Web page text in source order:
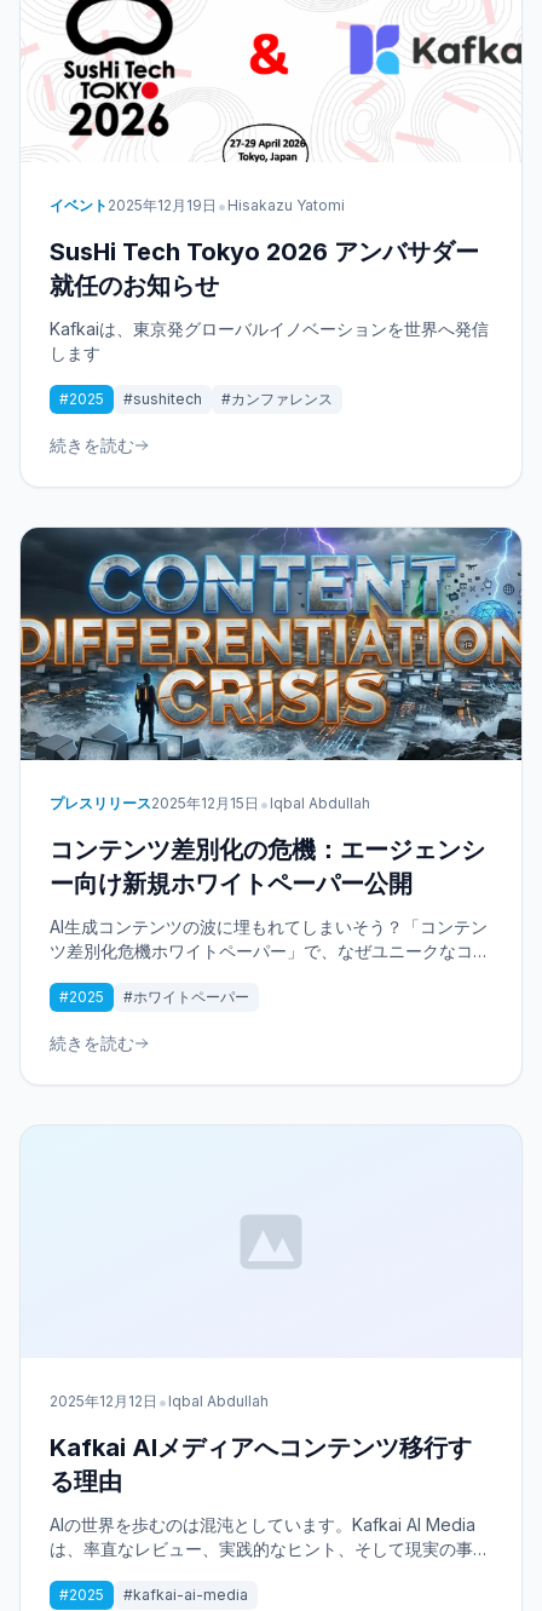
イベント 2025年12月19日 • Hisakazu Yatomi
SusHi Tech Tokyo 2026 アンバサダー
就任のお知らせ
Kafkaiは、東京発グローバルイノベーションを世界へ発信
します
#2025 #sushitech #カンファレンス
続きを読む
プレスリリース2025年12月15日 • Iqbal Abdullah
コンテンツ差別化の危機：エージェンシ
ー向け新規ホワイトペーパー公開
AI生成コンテンツの波に埋もれてしまいそう？「コンテン
ツ差別化危機ホワイトペーパー」で、なぜユニークなコン
ツマーケティングを高め、騒音を切り裂くための実践的戦
#2025 #ホワイトペーパー
続きを読む
2025年12月12日 • Iqbal Abdullah
Kafkai AIメディアへコンテンツ移行す
る理由
AIの世界を歩むのは混沌としています。Kafkai AI Media
は、率直なレビュー、実践的なヒント、そして現実の事例
す。
#2025 #kafkai-ai-media